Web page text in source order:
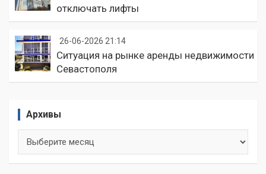
отключать лифты
26-06-2026 21:14
Ситуация на рынке аренды недвижимости
Севастополя
Архивы